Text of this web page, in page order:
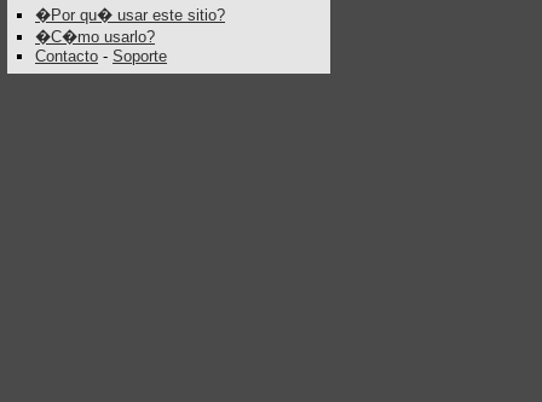
�Por qu� usar este sitio?
�C�mo usarlo?
Contacto - Soporte